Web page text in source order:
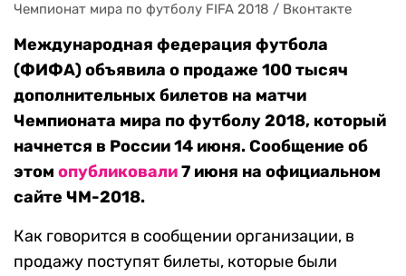
Чемпионат мира по футболу FIFA 2018 / Вконтакте
Международная федерация футбола
(ФИФА) объявила о продаже 100 тысяч
дополнительных билетов на матчи
Чемпионата мира по футболу 2018, который
начнется в России 14 июня. Сообщение об
этом опубликовали7 июня на официальном
сайте ЧМ-2018.
Как говорится в сообщении организации, в
продажу поступят билеты, которые были